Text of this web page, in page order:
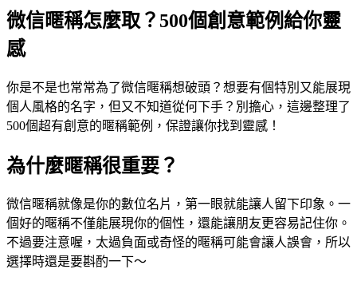
微信暱稱怎麼取？500個創意範例給你靈
感
你是不是也常常為了微信暱稱想破頭？想要有個特別又能展現
個人風格的名字，但又不知道從何下手？別擔心，這邊整理了
500個超有創意的暱稱範例，保證讓你找到靈感！
為什麼暱稱很重要？
微信暱稱就像是你的數位名片，第一眼就能讓人留下印象。一
個好的暱稱不僅能展現你的個性，還能讓朋友更容易記住你。
不過要注意喔，太過負面或奇怪的暱稱可能會讓人誤會，所以
選擇時還是要斟酌一下～